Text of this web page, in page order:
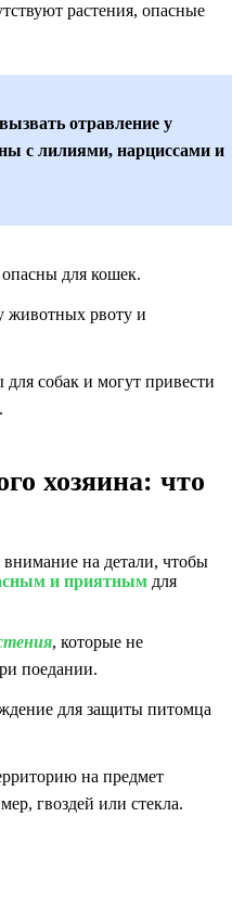
растения, опасные
отравление у
с лилиями, нарциссами и
для кошек.
животных рвоту и
для собак и могут привести
хозяина: что
на детали, чтобы
и приятным для
, которые не
поедании.
для защиты питомца
на предмет
гвоздей или стекла.